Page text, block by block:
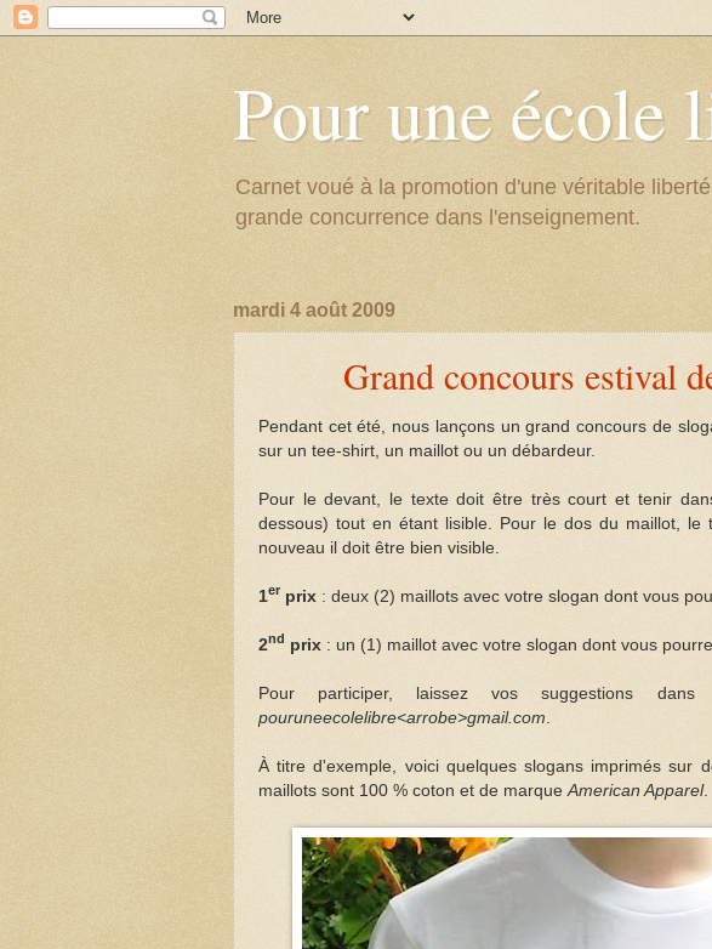
Pour une école
Carnet voué à la promotion d'une véritable
grande concurrence dans l'enseignement.
mardi 4 août 2009
Grand concours estival
Pendant cet été, nous lançons un grand concours de
sur un tee-shirt, un maillot ou un débardeur.
Pour le devant, le texte doit être très court et tenir
dessous) tout en étant lisible. Pour le dos du maillot,
nouveau il doit être bien visible.
1er prix : deux (2) maillots avec votre slogan dont vous
2nd prix : un (1) maillot avec votre slogan dont vous
Pour participer, laissez vos suggestions
pouruneecolelibre<arrobe>gmail.com
À titre d'exemple, voici quelques slogans imprimés sur
maillots sont 100 % coton et de marque American Apparel.